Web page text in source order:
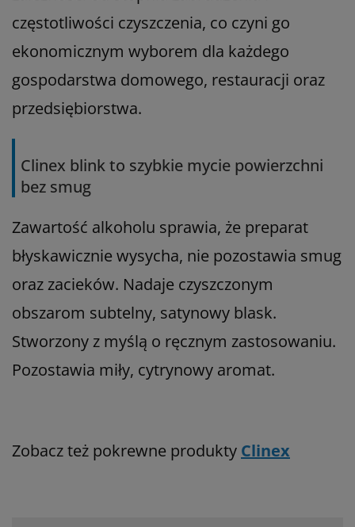
częstotliwości czyszczenia, co czyni go
ekonomicznym wyborem dla każdego
gospodarstwa domowego, restauracji oraz
przedsiębiorstwa.
Clinex blink to szybkie mycie powierzchni
bez smug
Zawartość alkoholu sprawia, że preparat
błyskawicznie wysycha, nie pozostawia smug
oraz zacieków. Nadaje czyszczonym
obszarom subtelny, satynowy blask.
Stworzony z myślą o ręcznym zastosowaniu.
Pozostawia miły, cytrynowy aromat.
Zobacz też pokrewne produkty Clinex